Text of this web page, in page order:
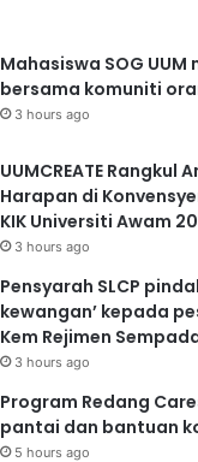
Mahasiswa SOG
bersama komuniti
3 hours ago
UUMCREATE Rangkul
Harapan di
KIK Universiti Awam
3 hours ago
Pensyarah SLCP
kewangan’ kepada
Kem Rejimen
3 hours ago
Program Redang
pantai dan bantuan
5 hours ago